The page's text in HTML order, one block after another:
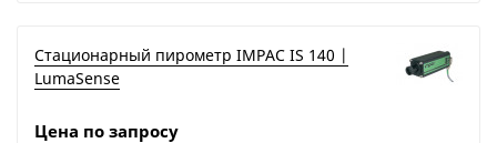
Стационарный пирометр IMPAC IS 140 |
LumaSense
Цена по запросу